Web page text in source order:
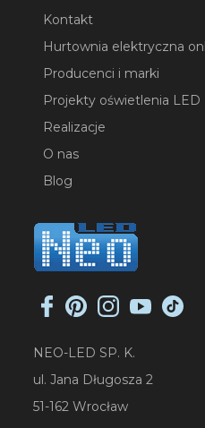
Kontakt
Hurtownia elektryczna
Producenci i marki
Projekty oświetlenia LED
Realizacje
O nas
Blog
NEO-LED SP. K.
ul. Jana Długosza 2
51-162 Wrocław